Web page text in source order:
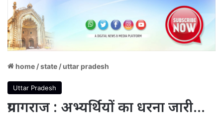
home /state /uttar pradesh
Uttar Pradesh
प्रयागराज : अभ्यर्थियों का धरना जारी…